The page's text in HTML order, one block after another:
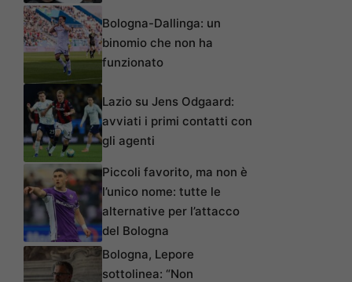
Bologna-Dallinga: un
binomio che non ha
funzionato
Lazio su Jens Odgaard:
avviati i primi contatti con
gli agenti
Piccoli favorito, ma non è
l’unico nome: tutte le
alternative per l’attacco
del Bologna
Bologna, Lepore
sottolinea: “Non